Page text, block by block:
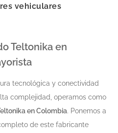
vehiculares
Teltonika en
tecnológica y conectividad
complejidad, operamos como
en Colombia. Ponemos a
de este fabricante